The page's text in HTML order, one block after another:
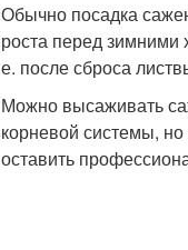
Обычно посадка
роста перед зимними
е. после сброса
Можно высаживать
корневой системы,
оставить